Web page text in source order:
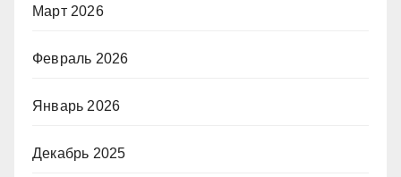
Март 2026
Февраль 2026
Январь 2026
Декабрь 2025